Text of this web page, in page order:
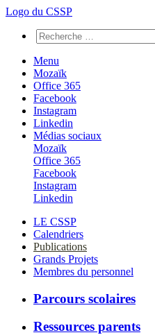
Logo du CSSP
Menu
Mozaïk
Office 365
Facebook
Instagram
Linkedin
Médias sociaux
Mozaïk
Office 365
Facebook
Instagram
Linkedin
LE CSSP
Calendriers
Publications
Grands Projets
Membres du personnel
Parcours scolaires
Ressources parents